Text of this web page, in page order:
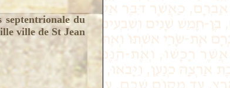
septentrionale du
ville de St Jean